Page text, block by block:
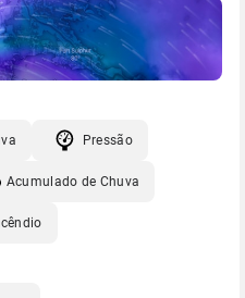
Pressão
Acumulado de Chuva